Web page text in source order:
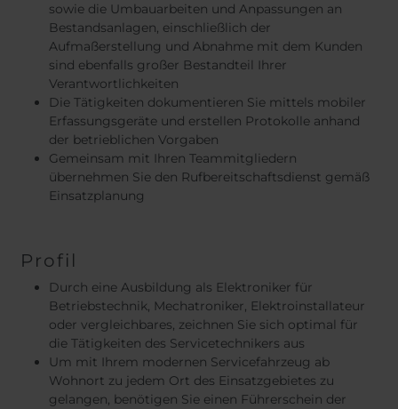
sowie die Umbauarbeiten und Anpassungen an
Bestandsanlagen, einschließlich der
Aufmaßerstellung und Abnahme mit dem Kunden
sind ebenfalls großer Bestandteil Ihrer
Verantwortlichkeiten
Die Tätigkeiten dokumentieren Sie mittels mobiler
Erfassungsgeräte und erstellen Protokolle anhand
der betrieblichen Vorgaben
Gemeinsam mit Ihren Teammitgliedern
übernehmen Sie den Rufbereitschaftsdienst gemäß
Einsatzplanung
Profil
Durch eine Ausbildung als Elektroniker für
Betriebstechnik, Mechatroniker, Elektroinstallateur
oder vergleichbares, zeichnen Sie sich optimal für
die Tätigkeiten des Servicetechnikers aus
Um mit Ihrem modernen Servicefahrzeug ab
Wohnort zu jedem Ort des Einsatzgebietes zu
gelangen, benötigen Sie einen Führerschein der